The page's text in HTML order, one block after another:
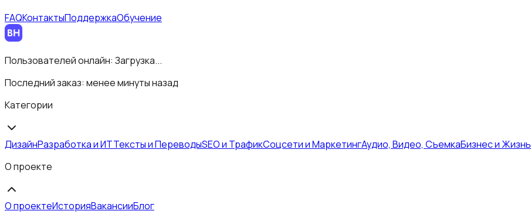
FAQКонтактыПоддержкаОбучение
Пользователей онлайн: Загрузка...
Последний заказ: менее минуты назад
Категории
ДизайнРазработка и ИТТексты и ПереводыSEO и ТрафикСоцсети и МаркетингАудио, Видео, СъемкаБизнес и Жизнь
О проекте
О проектеИсторияВакансииБлог